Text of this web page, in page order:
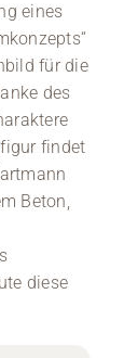
eines
für die
des
findet
Beton,
diese